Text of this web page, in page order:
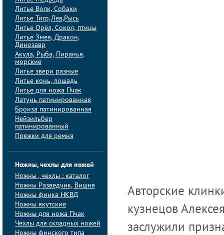
Литье Волк, Собаки
Литье Тигр,Лев,Рысь
Литье Орёл, Сокол, птицы
Литье Змея, Дракон,
Динозавр
Акула, Рыба, Пиранья,
морские
Литье звери разные
Литье конь, лошадь
Литье для ножа Пчак
Латунь патинированная
Бронза патинированная
Нейзильбер
патинированный
Пряжки для ремня
Ножны, чехлы для ножей
Ножны , чехлы : каталог
Ножны Разведчик, Вишня
Ножны финка НКВД
Ножны якутские
Ножны для ножа Пчак
Чехлы для складных ножей
Ножны финского типа
Авторские
кузнецов
заслужили